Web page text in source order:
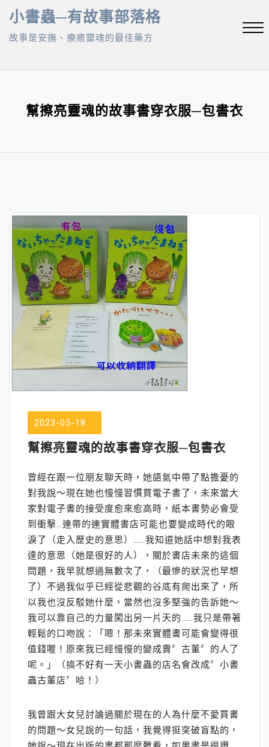
Skip
content
小書蟲─有故事部落格
故事是安撫、療癒靈魂的最佳藥方
幫擦亮靈魂的故事書穿衣服─包書衣
2023-05-18
幫擦亮靈魂的故事書穿衣服─包書衣
曾經在跟一位朋友聊天時，她語氣中帶了點擔憂的
對我說～現在她也慢慢習慣買電子書了，未來當大
家對電子書的接受度愈來愈高時，紙本書勢必會受
到衝擊…連帶的連實體書店可能也要變成時代的眼
淚了（走入歷史的意思）……我知道她話中想對我表
達的意思（她是很好的人），關於書店未來的這個
問題，我早就想過無數次了，（最慘的狀況也早想
了）不過我似乎已經從悲觀的谷底有爬出來了，所
以我也沒反駁她什麼，當然也沒多堅強的告訴她～
我可以靠自己的力量闖出另一片天的……我只是帶著
輕鬆的口吻說：「嗯！那未來實體書可能會變得很
值錢喔！原來我已經慢慢的變成賣〞古董〞的人了
呢。」（搞不好有一天小書蟲的店名會改成〞小書
蟲古董店〞哈！）
我曾跟大女兒討論過關於現在的人為什麼不愛買書
的問題～女兒說的一句話，我覺得挺突破盲點的，